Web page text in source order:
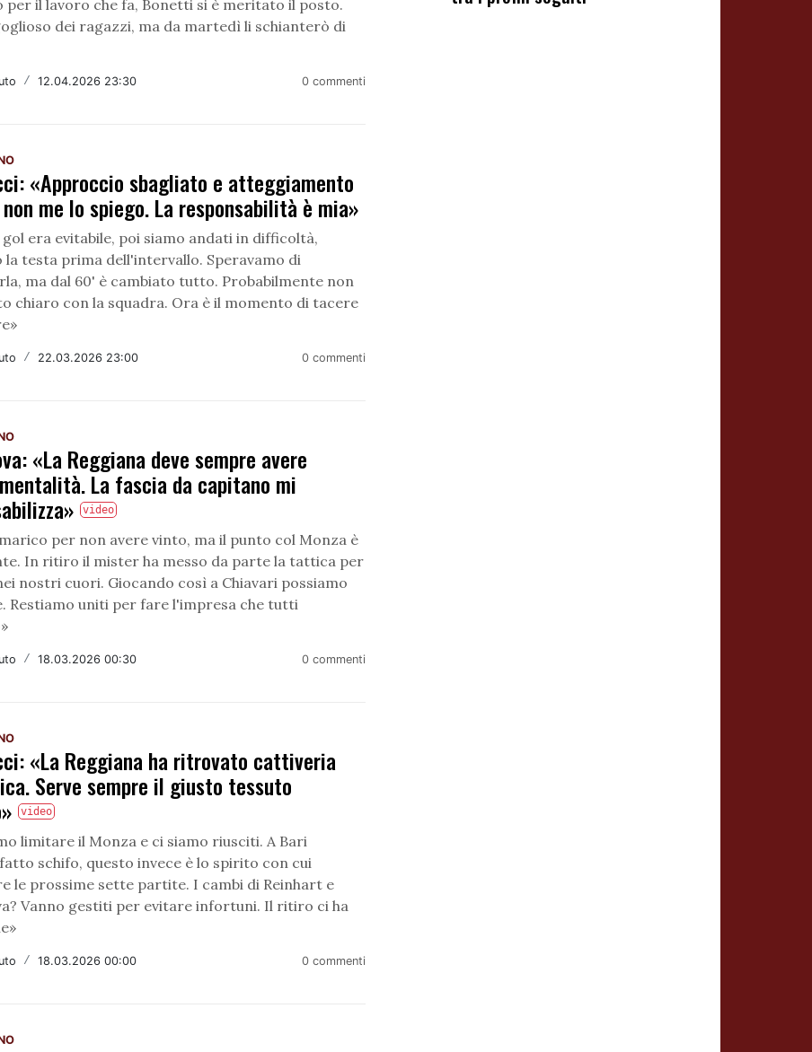
per il lavoro che fa, Bonetti si è meritato il posto.
dei ragazzi, ma da martedì li schianterò di
/ 12.04.2026 23:30 0 commenti
«Approccio sbagliato e atteggiamento
me lo spiego. La responsabilità è mia»
era evitabile, poi siamo andati in difficoltà,
la testa prima dell'intervallo. Speravamo di
ma dal 60' è cambiato tutto. Probabilmente non
chiaro con la squadra. Ora è il momento di tacere
/ 22.03.2026 23:00 0 commenti
«La Reggiana deve sempre avere
La fascia da capitano mi
video
per non avere vinto, ma il punto col Monza è
In ritiro il mister ha messo da parte la tattica per
nostri cuori. Giocando così a Chiavari possiamo
Restiamo uniti per fare l'impresa che tutti
/ 18.03.2026 00:30 0 commenti
«La Reggiana ha ritrovato cattiveria
Serve sempre il giusto tessuto
video
limitare il Monza e ci siamo riusciti. A Bari
schifo, questo invece è lo spirito con cui
le prossime sette partite. I cambi di Reinhart e
Vanno gestiti per evitare infortuni. Il ritiro ci ha
/ 18.03.2026 00:00 0 commenti